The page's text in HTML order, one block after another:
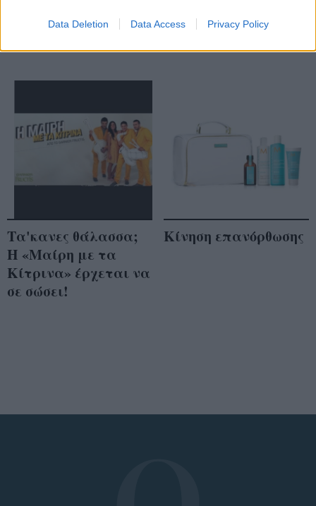
Data Deletion Data Access Privacy Policy
Τα'κανες θάλασσα;
Η «Μαίρη με τα
Κίτρινα» έρχεται να
σε σώσει!
Κίνηση επανόρθωσης